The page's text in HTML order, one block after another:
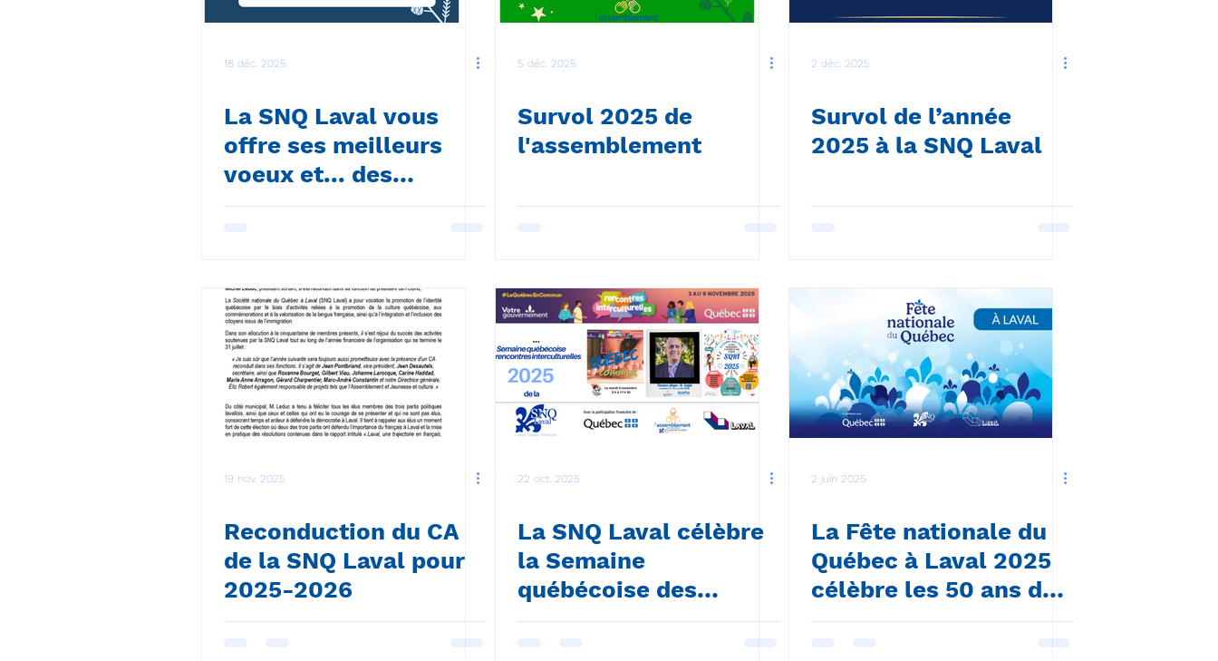
18 déc. 2025
La SNQ Laval vous
offre ses meilleurs
voeux et... des
cadeaux !
5 déc. 2025
Survol 2025 de
l'assemblement
2 déc. 2025
Survol de l’année
2025 à la SNQ Laval
19 nov. 2025
Reconduction du CA
de la SNQ Laval pour
2025-2026
22 oct. 2025
La SNQ Laval célèbre
la Semaine
québécoise des
rencontres
2 juin 2025
La Fête nationale du
Québec à Laval 2025
célèbre les 50 ans de
"Gens du pays"